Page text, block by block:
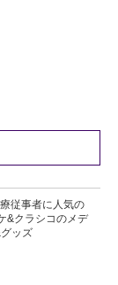
従事者に人気の
&クラシコのメデ
ッズ